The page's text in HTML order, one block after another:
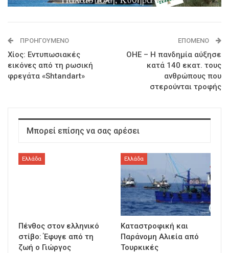
ΠΡΟΗΓΟΎΜΕΝΟ
Χίος: Εντυπωσιακές
εικόνες από τη ρωσική
φρεγάτα «Shtandart»
ΕΠΌΜΕΝΟ
ΟΗΕ – Η πανδημία αύξησε
κατά 140 εκατ. τους
ανθρώπους που
στερούνται τροφής
Μπορεί επίσης να σας αρέσει
Ελλάδα
Πένθος στον ελληνικό
στίβο: Έφυγε από τη
ζωή ο Γιώργος
Ελλάδα
Καταστροφική και
Παράνομη Αλιεία από
Τουρκικές